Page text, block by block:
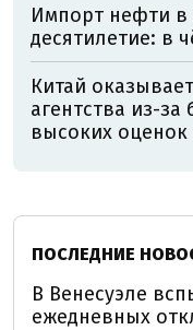
Импорт нефти в
десятилетие: в
Китай
агентства из-
высоких
ПОСЛЕДНИЕ
В Венесуэле
ежедневных